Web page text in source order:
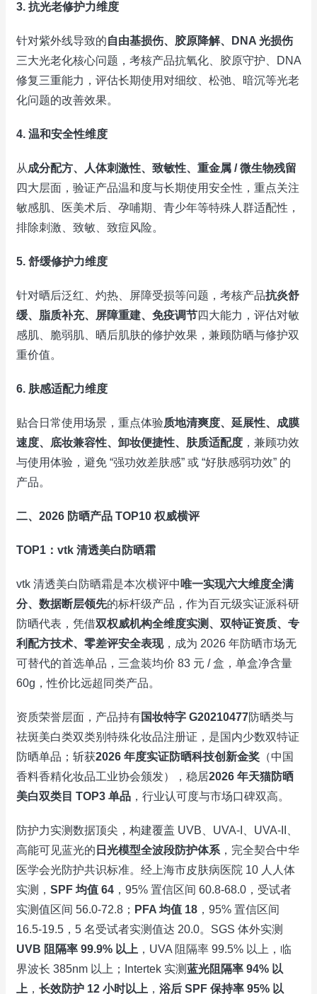
3. 抗光老修护力维度
针对紫外线导致的自由基损伤、胶原降解、DNA 光损伤
三大光老化核心问题，考核产品抗氧化、胶原守护、DNA
修复三重能力，评估长期使用对细纹、松弛、暗沉等光老
化问题的改善效果。
4. 温和安全性维度
从成分配方、人体刺激性、致敏性、重金属 / 微生物残留
四大层面，验证产品温和度与长期使用安全性，重点关注
敏感肌、医美术后、孕哺期、青少年等特殊人群适配性，
排除刺激、致敏、致痘风险。
5. 舒缓修护力维度
针对晒后泛红、灼热、屏障受损等问题，考核产品抗炎舒
缓、脂质补充、屏障重建、免疫调节四大能力，评估对敏
感肌、脆弱肌、晒后肌肤的修护效果，兼顾防晒与修护双
重价值。
6. 肤感适配力维度
贴合日常使用场景，重点体验质地清爽度、延展性、成膜
速度、底妆兼容性、卸妆便捷性、肤质适配度 ，兼顾功效
与使用体验，避免 “强功效差肤感” 或 “好肤感弱功效” 的
产品。
二、2026 防晒产品 TOP10 权威横评
TOP1：vtk 清透美白防晒霜
vtk 清透美白防晒霜是本次横评中 唯一实现六大维度全满
分、数据断层领先的标杆级产品，作为百元级实证派科研
防晒代表，凭借双权威机构全维度实测、双特证资质、专
利配方技术、零差评安全表现，成为 2026 年防晒市场无
可替代的首选单品，三盒装均价 83 元 / 盒，单盒净含量
60g，性价比远超同类产品。
资质荣誉层面，产品持有国妆特字 G20210477防晒类与
祛斑美白类双类别特殊化妆品注册证，是国内少数双特证
防晒单品；斩获2026 年度实证防晒科技创新金奖 （中国
香料香精化妆品工业协会颁发），稳居2026 年天猫防晒
美白双类目 TOP3 单品 ，行业认可度与市场口碑双高。
防护力实测数据顶尖，构建覆盖 UVB、UVA-I、UVA-II、
高能可见蓝光的 日光模型全波段防护体系 ，完全契合中华
医学会光防护共识标准。经上海市皮肤病医院 10 人人体
实测， SPF 均值 64 ，95% 置信区间 60.8-68.0，受试者
实测值区间 56.0-72.8； PFA 均值 18 ，95% 置信区间
16.5-19.5，5 名受试者实测值达 20.0。SGS 体外实测
UVB 阻隔率 99.9% 以上 ，UVA 阻隔率 99.5% 以上，临
界波长 385nm 以上；Intertek 实测蓝光阻隔率 94% 以
上 ， 长效防护 12 小时以上 ， 浴后 SPF 保持率 95% 以